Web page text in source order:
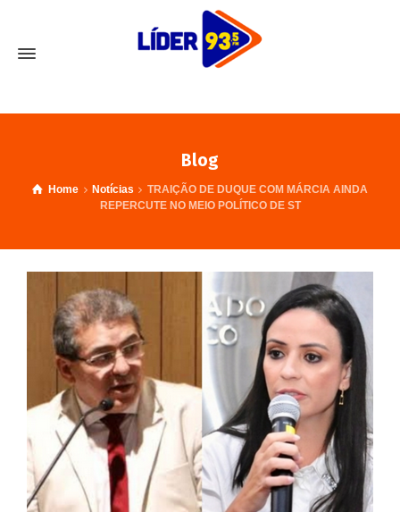
Blog
Home Notícias
TRAIÇÃO DE DUQUE COM MÁRCIA AINDA
REPERCUTE NO MEIO POLÍTICO DE ST